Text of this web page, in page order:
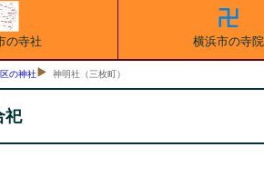
の寺社 横浜市の寺院
の神社 神明社（三枚町）
祀